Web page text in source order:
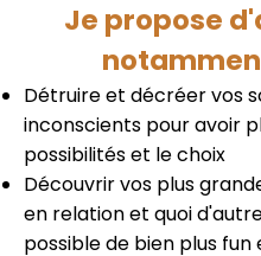
Je propose
Détruire et décréer vos
inconscients pour avoir
possibilités et le choix
Découvrir vos plus
en relation et quoi
possible de bien plus fun